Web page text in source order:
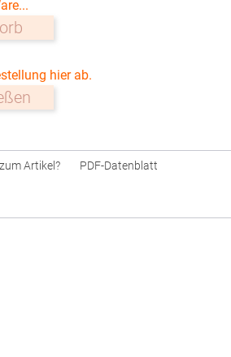
hier ab.
Artikel? PDF-Datenblatt